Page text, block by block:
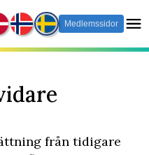
Medlemssidor
från tidigare